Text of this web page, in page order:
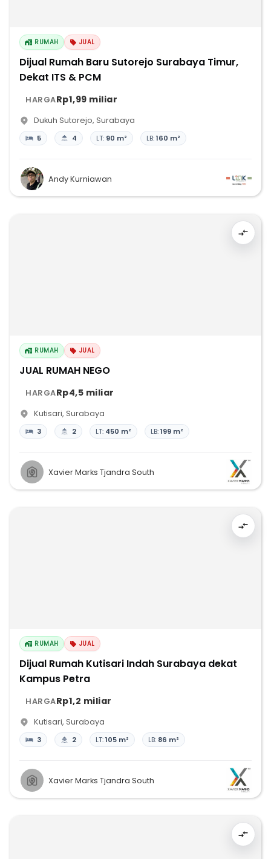
RUMAH JUAL
Dijual Rumah Baru Sutorejo Surabaya Timur,
Dekat ITS & PCM
HARGARp1,99 miliar
Dukuh Sutorejo, Surabaya
5 4 LT: 90 m² LB:160 m²
Andy Kurniawan
RUMAH JUAL
JUAL RUMAH NEGO
HARGARp4,5 miliar
Kutisari, Surabaya
3 2 LT: 450 m² LB:199 m²
Xavier Marks Tjandra South
RUMAH JUAL
Dijual Rumah Kutisari Indah Surabaya dekat
Kampus Petra
HARGARp1,2 miliar
Kutisari, Surabaya
3 2 LT:105 m² LB: 86 m²
Xavier Marks Tjandra South